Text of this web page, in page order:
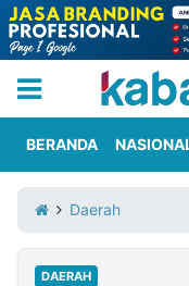
Iklan
Berita
Kami
BERANDA
Daerah
DAERAH